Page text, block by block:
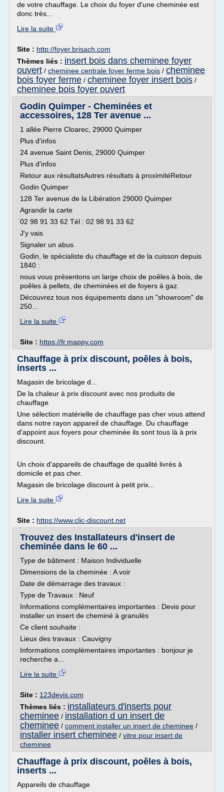
de votre chauffage. Le choix du foyer d'une cheminée est
donc très...
Lire la suite
Site : http://foyer.brisach.com
Thèmes liés : insert bois dans cheminee foyer
ouvert / cheminee centrale foyer ferme bois / cheminee
bois foyer ferme / cheminee foyer insert bois /
cheminee bois foyer ouvert
Godin Quimper - Cheminées et
accessoires, 128 Ter avenue ...
1 allée Pierre Cloarec, 29000 Quimper
Plus d'infos
24 avenue Saint Denis, 29000 Quimper
Plus d'infos
Retour aux résultatsAutres résultats à proximitéRetour
Godin Quimper
128 Ter avenue de la Libération 29000 Quimper
Agrandir la carte
02 98 91 33 62 Tél : 02 98 91 33 62
J'y vais
Signaler un abus
Godin, le spécialiste du chauffage et de la cuisson depuis
1840 :
nous vous présentons un large choix de poêles à bois, de
poêles à pellets, de cheminées et de foyers à gaz.
Découvrez tous nos équipements dans un "showroom" de
250...
Lire la suite
Site : https://fr.mappy.com
Chauffage à prix discount, poêles à bois,
inserts ...
Magasin de bricolage d...
De la chaleur à prix discount avec nos produits de
chauffage
Une sélection matérielle de chauffage pas cher vous attend
dans notre rayon appareil de chauffage. Du chauffage
d'appoint aux foyers pour cheminée ils sont tous là à prix
discount.
Un choix d'appareils de chauffage de qualité livrés à
domicile et pas cher.
Magasin de bricolage discount à petit prix...
Lire la suite
Site : https://www.clic-discount.net
Trouvez des Installateurs d'insert de
cheminée dans le 60 ...
Type de bâtiment : Maison Individuelle
Dimensions de la cheminée : A voir
Date de démarrage des travaux :
Type de Travaux : Neuf
Informations complémentaires importantes : Devis pour
installer un insert de cheminé à granulés
Ce client souhaite :
Lieux des travaux : Cauvigny
Informations complémentaires importantes : bonjour je
recherche a...
Lire la suite
Site : 123devis.com
Thèmes liés : installateurs d'inserts pour
cheminee / installation d un insert de
cheminee / comment installer un insert de cheminee /
installer insert cheminee / vitre pour insert de
cheminee
Chauffage à prix discount, poêles à bois,
inserts ...
Appareils de chauffage